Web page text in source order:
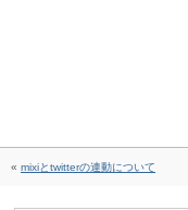
« mixiとtwitterの連動について